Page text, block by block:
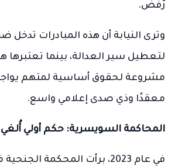
رُفض.
وترى النيابة أن هذه المبادرات تدخل
لتعطيل سير العدالة، بينما تعتبرها
مشروعة لحقوق أساسية لمتهم
معقدًا وذي صدى إعلامي واسع.
المحاكمة السويسرية: حكم أولي أُلغي
في عام 2023، برأت المحكمة